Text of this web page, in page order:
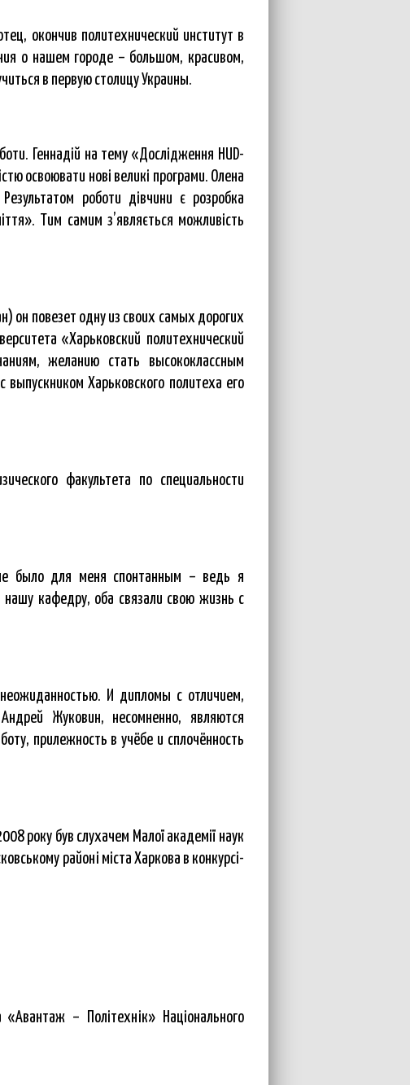
окончив политехнический институт в
о нашем городе – большом, красивом,
в первую столицу Украины.
Геннадій на тему «Дослідження HUD-
освоювати нові великі програми. Олена
роботи дівчини є розробка
Тим самим з’являється можливість
он повезет одну из своих самых дорогих
«Харьковский политехнический
желанию стать высококлассным
Харьковского политеха его
факультета по специальности
было для меня спонтанным – ведь я
кафедру, оба связали свою жизнь с
И дипломы с отличием,
Жуковин, несомненно, являются
прилежность в учёбе и сплочённость
року був слухачем Малої академії наук
районі міста Харкова в конкурсі-
«Авантаж – Політехнік» Національного